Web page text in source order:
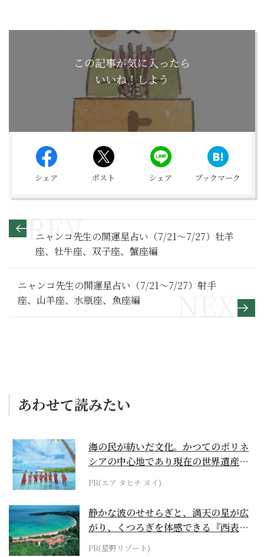
この記事が気に入ったら
いいね！しよう
シェア ポスト シェア ブックマーク
ニャンコ先生の開運星占い（7/21～7/27）牡羊
座、牡牛座、双子座、蟹座編
ニャンコ先生の開運星占い（7/21～7/27）射手
座、山羊座、水瓶座、魚座編
あわせて読みたい
海の民が紡いだ文化。かつてのポリネ
シアの中心地であり現在の世界遺産か
らみえてくる...
PR(エア タヒチ ヌイ)
静かな波のせせらぎと、満天の星が広
がり、くつろぎを体感できる『西表島
ホテル by...
PR(星野リゾート)